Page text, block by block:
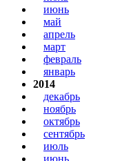
июнь
май
апрель
март
февраль
январь
2014
декабрь
ноябрь
октябрь
сентябрь
июль